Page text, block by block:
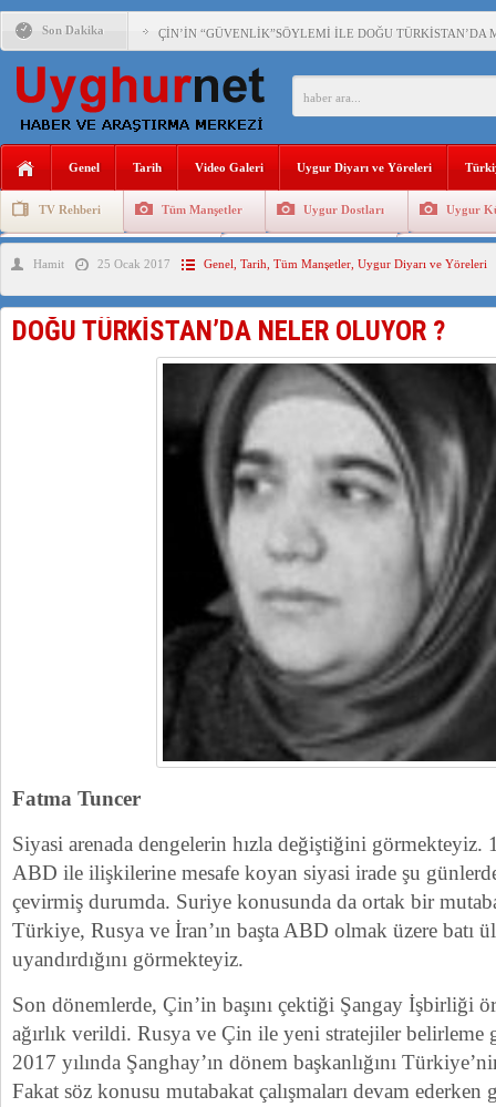
Son Dakika ÇİN’İN “GÜVENLİK”SÖYLEMİ İLE DOĞU TÜRKİSTAN’DA
PAKİSTAN,AFGANİSTAN’DA YAŞAYAN UYGURLARA
ANAHTAR PARTİ GENEL BAŞKANI AĞIRALİOĞLU :
ÇİN’İN DOĞU TÜRKİSTAN’DAKİ UYGULAMALARI
150 YILDIR KAYNAYAN YARAMIZ : ÇİN İŞGALİNDEKİ
ÇİN’İN UYGUR POLİTİKALARINI ÖVEN DİYANET
MHP’DEN URUMÇİ KATLİAMI MESAJİ : 05.07.2009
ÇİN’İN ANKARA BÜYÜKELÇİSİ JİANG’İN TRABZON
Genel Tarih Video Galeri Uygur Diyarı ve Yöreleri
TV Rehberi Tüm Manşetler Uygur Dostları Uygur
Uygurlarda Düğün ve Cenaze
Hamit 25 Ocak 2017 Genel Tarih Tüm Manşetler Uygur Diyarı ve Yöreleri
DOĞU TÜRKİSTAN’DA NELER OLUYOR ?
Fatma Tuncer
Siyasi arenada dengelerin hızla değiştiğini görmekteyiz.
ABD ile ilişkilerine mesafe koyan siyasi irade şu
çevirmiş durumda. Suriye konusunda da ortak bir
Türkiye, Rusya ve İran’ın başta ABD olmak üzere batı
uyandırdığını görmekteyiz.
Son dönemlerde, Çin’in başını çektiği Şangay İşbirliği
ağırlık verildi. Rusya ve Çin ile yeni stratejiler belirleme
2017 yılında Şanghay’ın dönem başkanlığını
Fakat söz konusu mutabakat çalışmaları devam ederken